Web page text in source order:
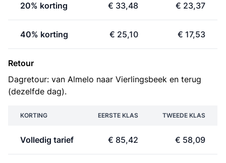
20% korting € 33,48 € 23,37
40% korting € 25,10 € 17,53
Retour
Dagretour: van Almelo naar Vierlingsbeek en terug
(dezelfde dag).
KORTING EERSTE KLAS TWEEDE KLAS
Volledig tarief € 85,42 € 58,09